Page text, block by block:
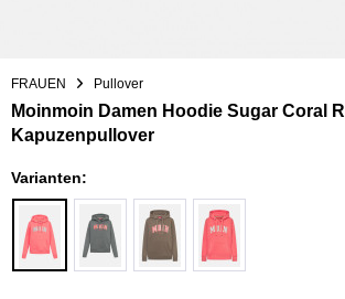
FRAUEN Pullover
Moinmoin Damen Hoodie Sugar Coral
Kapuzenpullover
Varianten: